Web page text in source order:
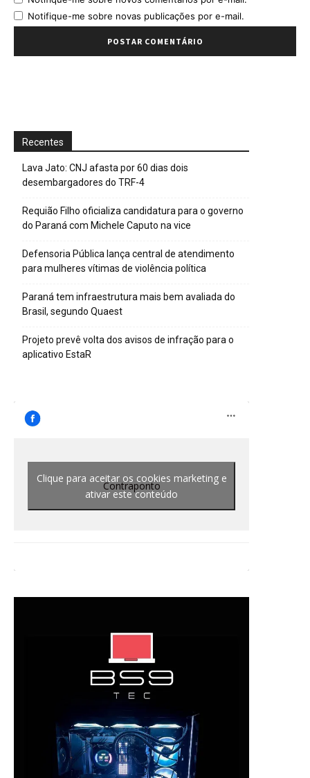
Notifique-me sobre novas publicações por e-mail.
Recentes
Lava Jato: CNJ afasta por 60 dias dois
desembargadores do TRF-4
Requião Filho oficializa candidatura para o governo
do Paraná com Michele Caputo na vice
Defensoria Pública lança central de atendimento
para mulheres vítimas de violência política
Paraná tem infraestrutura mais bem avaliada do
Brasil, segundo Quaest
Projeto prevê volta dos avisos de infração para o
aplicativo EstaR
Contraponto
Clique para aceitar os cookies marketing e
ativar este conteúdo